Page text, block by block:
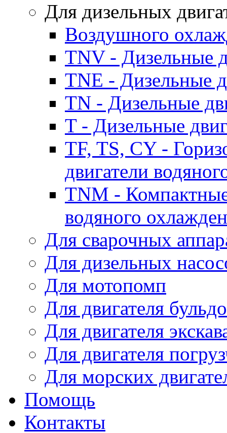
Для дизельных
Воздушного
TNV - Дизельные
TNE - Дизельные
TN - Дизельные
T - Дизельные
TF, TS, CY -
двигатели
TNM -
водяного
Для сварочных
Для дизельных
Для мотопомп
Для двигателя
Для двигателя
Для двигателя
Для морских
Помощь
Контакты